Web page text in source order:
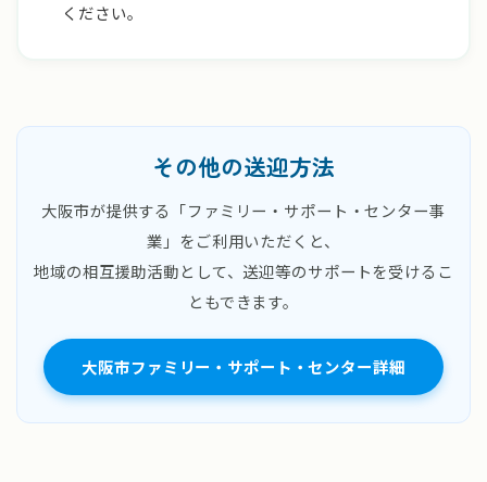
ください。
その他の送迎方法
大阪市が提供する「ファミリー・サポート・センター事
業」をご利用いただくと、
地域の相互援助活動として、送迎等のサポートを受けるこ
ともできます。
大阪市ファミリー・サポート・センター詳細